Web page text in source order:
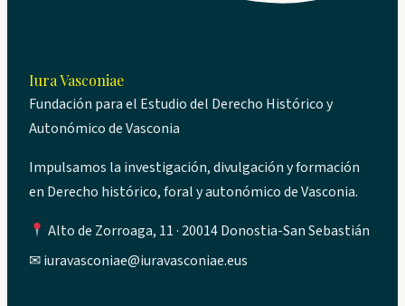
Iura Vasconiae
Fundación para el Estudio del Derecho Histórico y
Autonómico de Vasconia
Impulsamos la investigación, divulgación y formación
en Derecho histórico, foral y autonómico de Vasconia.
Alto de Zorroaga, 11 · 20014 Donostia-San Sebastián
✉iuravasconiae@iuravasconiae.eus